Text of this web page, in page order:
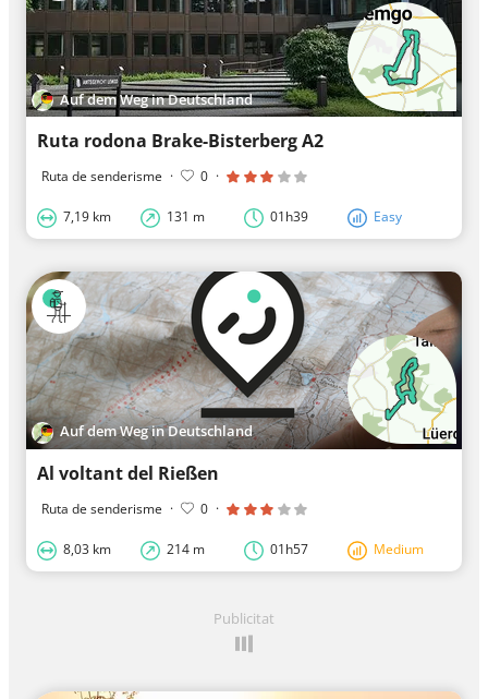
Auf dem Weg in Deutschland
Ruta rodona Brake-Bisterberg A2
Ruta de senderisme · 0 ·
7,19 km 131 m 01h39 Easy
Auf dem Weg in Deutschland
Al voltant del Rießen
Ruta de senderisme · 0 ·
8,03 km 214 m 01h57 Medium
Publicitat